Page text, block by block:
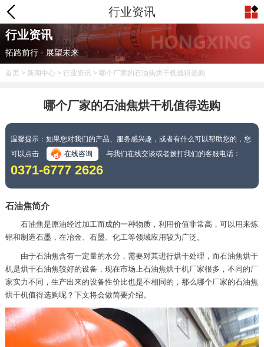
行业资讯
行业资讯
拓路前行 · 展望未来
首页 > 新闻中心> 行业资讯> 哪个厂家的石油焦烘干机值得选购
哪个厂家的石油焦烘干机值得选购
温馨提示：如果您对我们的产品、服务感兴趣，或者有什么可以帮助您的，您
可以点击
在线咨询 与我们在线交谈或者拨打我们的客服电话：
0371-6777 2626
石油焦简介
石油焦是原油经过加工而成的一种物质，利用价值非常高，可以用来炼
铝和制造石墨，在冶金、石墨、化工等领域应用较为广泛。
由于石油焦含有一定量的水分，需要对其进行烘干处理，而石油焦烘干
机是烘干石油焦较好的设备，现在市场上石油焦烘干机厂家很多，不同的厂
家实力不同，生产出来的设备性价比也是不相同的，那么哪个厂家的石油焦
烘干机值得选购呢？下文将会做简要介绍。